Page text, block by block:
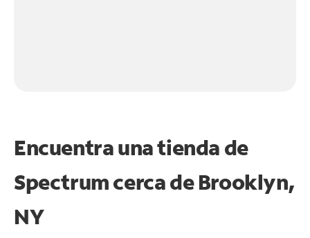
Encuentra una tienda de
Spectrumcerca de Brooklyn,
NY